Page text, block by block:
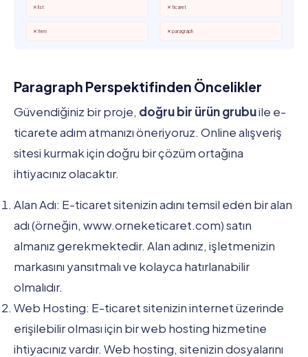
✕ list ✕ ticaret
✕ item ✕ paragraph
Paragraph Perspektifinden Öncelikler
Güvendiğiniz bir proje, doğru bir ürün grubuile e-
ticarete adım atmanızı öneriyoruz. Online alışveriş
sitesi kurmak için doğru bir çözüm ortağına
ihtiyacınız olacaktır.
Alan Adı: E-ticaret sitenizin adını temsil eden bir alan
adı (örneğin, www.orneketicaret.com) satın
almanız gerekmektedir. Alan adınız, işletmenizin
markasını yansıtmalı ve kolayca hatırlanabilir
olmalıdır.
Web Hosting: E-ticaret sitenizin internet üzerinde
erişilebilir olması için bir web hosting hizmetine
ihtiyacınız vardır. Web hosting, sitenizin dosyalarını